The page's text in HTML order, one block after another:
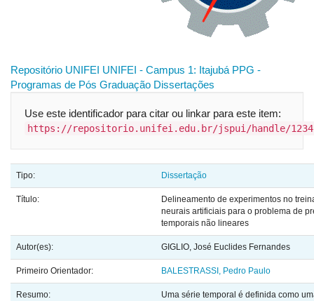
Repositório UNIFEI UNIFEI - Campus 1: Itajubá PPG -
Programas de Pós Graduação Dissertações
Use este identificador para citar ou linkar para este item:
https://repositorio.unifei.edu.br/jspui/handle/
Tipo: Dissertação
Título:
Delineamento de experimentos no
neurais artificiais para o problema de
temporais não lineares
Autor(es): GIGLIO, José Euclides Fernandes
Primeiro Orientador: BALESTRASSI, Pedro Paulo
Resumo:
Uma série temporal é definida como